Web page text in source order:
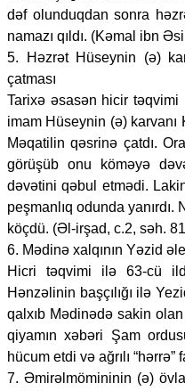
dəf olunduqdan sonra
namazı qıldı. (Kəmal ibn
5. Həzrət Hüseynin (ə)
çatması
Tarixə əsasən hicir
imam Hüseynin (ə) karvanı
Məqatilin qəsrinə çatdı.
görüşüb onu köməyə
dəvətini qəbul etmədi.
peşmanlıq odunda
köçdü. (Əl-irşad, c.2, səh.
6. Mədinə xalqının Yəzid
Hicri təqvimi ilə 63-cü
Hənzəlinin başçılığı ilə
qalxıb Mədinədə sakin
qiyamın xəbəri Şam
hücum etdi və ağrılı
7. Əmirəlmömininin (ə)